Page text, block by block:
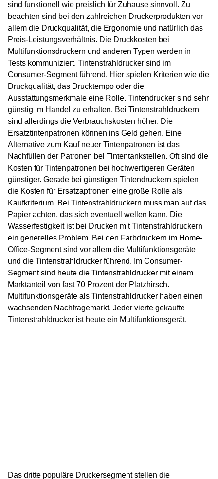
sind funktionell wie preislich für Zuhause sinnvoll. Zu
beachten sind bei den zahlreichen Druckerprodukten vor
allem die Druckqualität, die Ergonomie und natürlich das
Preis-Leistungsverhältnis. Die Druckkosten bei
Multifunktionsdruckern und anderen Typen werden in
Tests kommuniziert. Tintenstrahldrucker sind im
Consumer-Segment führend. Hier spielen Kriterien wie die
Druckqualität, das Drucktempo oder die
Ausstattungsmerkmale eine Rolle. Tintendrucker sind sehr
günstig im Handel zu erhalten. Bei Tintenstrahldruckern
sind allerdings die Verbrauchskosten höher. Die
Ersatztintenpatronen können ins Geld gehen. Eine
Alternative zum Kauf neuer Tintenpatronen ist das
Nachfüllen der Patronen bei Tintentankstellen. Oft sind die
Kosten für Tintenpatronen bei hochwertigeren Geräten
günstiger. Gerade bei günstigen Tintendruckern spielen
die Kosten für Ersatzaptronen eine große Rolle als
Kaufkriterium. Bei Tintenstrahldruckern muss man auf das
Papier achten, das sich eventuell wellen kann. Die
Wasserfestigkeit ist bei Drucken mit Tintenstrahldruckern
ein generelles Problem. Bei den Farbdruckern im Home-
Office-Segment sind vor allem die Multifunktionsgeräte
und die Tintenstrahldrucker führend. Im Consumer-
Segment sind heute die Tintenstrahldrucker mit einem
Marktanteil von fast 70 Prozent der Platzhirsch.
Multifunktionsgeräte als Tintenstrahldrucker haben einen
wachsenden Nachfragemarkt. Jeder vierte gekaufte
Tintenstrahldrucker ist heute ein Multifunktionsgerät.
Das dritte populäre Druckersegment stellen die